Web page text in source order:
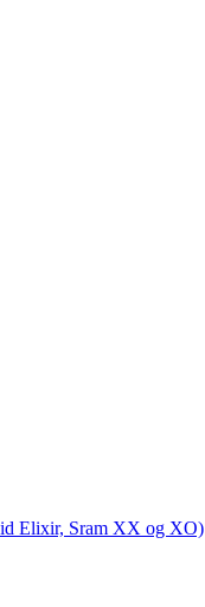
Elixir, Sram XX og XO)